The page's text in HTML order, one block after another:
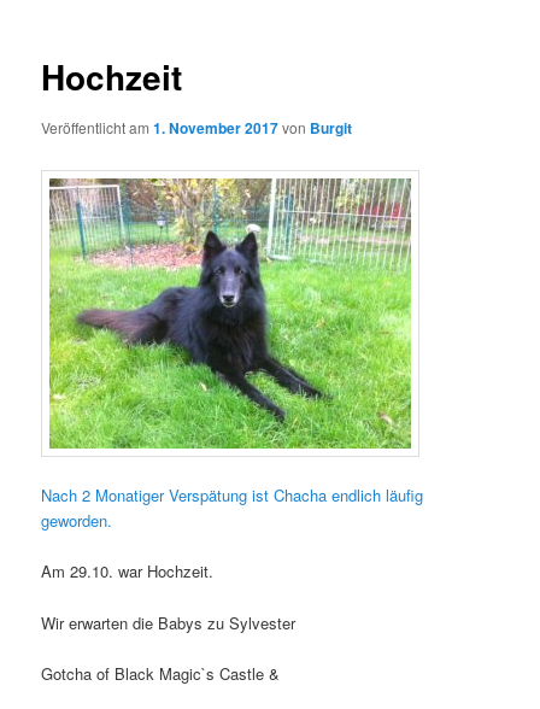
Hochzeit
Veröffentlicht am1. November 2017von Burgit
Nach 2 Monatiger Verspätung ist Chacha endlich läufig
geworden.
Am 29.10. war Hochzeit.
Wir erwarten die Babys zu Sylvester
Gotcha of Black Magic`s Castle &